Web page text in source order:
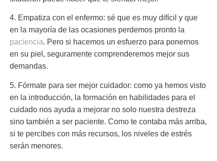
4. Empatiza con el enfermo: sé que es muy difícil y que
en la mayoría de las ocasiones perdemos pronto la
paciencia. Pero si hacemos un esfuerzo para ponernos
en su piel, seguramente comprenderemos mejor sus
demandas.
5. Fórmate para ser mejor cuidador: como ya hemos visto
en la introducción, la formación en habilidades para el
cuidado nos ayuda a mejorar no solo nuestra destreza
sino también a ser paciente. Como te contaba más arriba,
si te percibes con más recursos, los niveles de estrés
serán menores.